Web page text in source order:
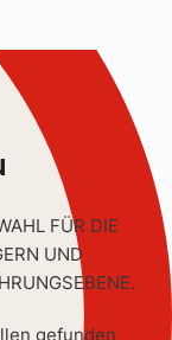
FÜR DIE
UND
gefunden